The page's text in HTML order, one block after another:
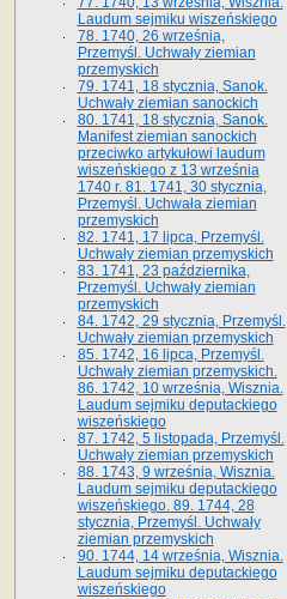
Laudum sejmiku wiszeńskiego
78. 1740, 26 września,
Przemyśl. Uchwały ziemian
przemyskich
79. 1741, 18 stycznia, Sanok.
Uchwały ziemian sanockich
80. 1741, 18 stycznia, Sanok.
Manifest ziemian sanockich
przeciwko artykułowi laudum
wiszeńskiego z 13 wrze­śnia
1740 r. 81. 1741, 30 stycznia,
Przemyśl. Uchwała ziemian
przemyskich
82. 1741, 17 lipca, Przemyśl.
Uchwały ziemian przemyskich
83. 1741, 23 października,
Przemyśl. Uchwały ziemian
przemyskich
84. 1742, 29 stycznia, Przemyśl.
Uchwały ziemian przemyskich
85. 1742, 16 lipca, Przemyśl.
Uchwały ziemian przemyskich.
86. 1742, 10 września, Wisznia.
Laudum sejmiku deputackiego
wiszeńskiego
87. 1742, 5 listopada, Przemyśl.
Uchwały ziemian przemyskich
88. 1743, 9 września, Wisznia.
Laudum sejmiku deputackiego
wiszeńskiego. 89. 1744, 28
stycznia, Przemyśl. Uchwały
ziemian przemyskich
90. 1744, 14 września, Wisznia.
Laudum sejmiku deputackiego
wiszeńskiego